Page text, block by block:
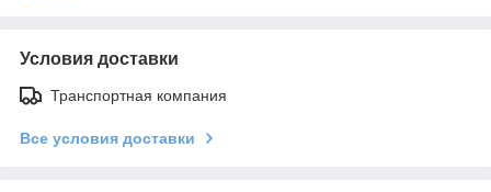
Условия доставки
Транспортная компания
Все условия доставки